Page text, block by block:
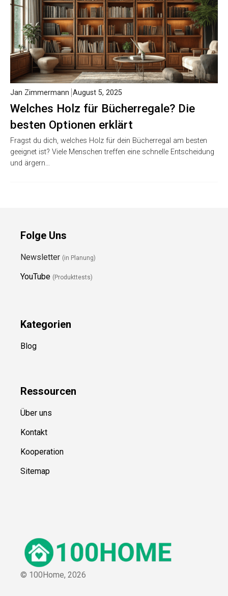
Welches Holz für Bücherregale? Die
besten Optionen erklärt
Jan Zimmermann August 5, 2025
Fragst du dich, welches Holz für dein Bücherregal am besten
geeignet ist? Viele Menschen treffen eine schnelle Entscheidung
und ärgern…
Folge Uns
Newsletter (in Planung)
YouTube (Produkttests)
Kategorien
Blog
Ressourcen
Über uns
Kontakt
Kooperation
Sitemap
© 100Home, 2026